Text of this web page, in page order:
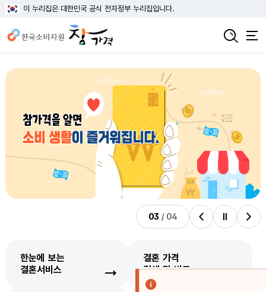
이 누리집은 대한민국 공식 전자정부 누리집입니다.
03 / 04
한눈에 보는
결혼서비스
결혼 가격
검색 및 비교